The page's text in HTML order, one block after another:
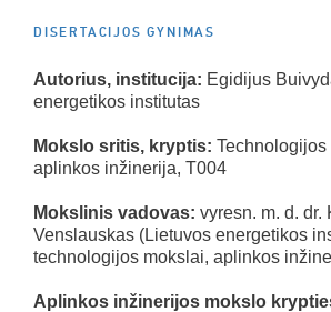
DISERTACIJOS GYNIMAS
Autorius, institucija: Egidijus
energetikos institutas
Mokslo sritis, kryptis: Technologijos
aplinkos inžinerija, T004
Mokslinis vadovas: vyresn. m. d. dr.
Venslauskas (Lietuvos energetikos
technologijos mokslai, aplinkos
Aplinkos inžinerijos mokslo